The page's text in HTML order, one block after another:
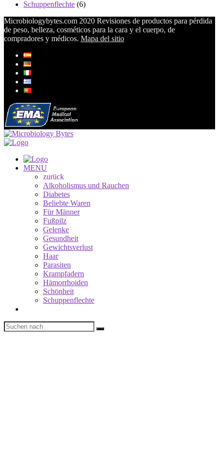
Schuppenflechte (6)
Microbiologybytes.com 2020 Revisiones de productos para pérdida
de peso, belleza, cosméticos para la cara y el cuerpo, de
compradores y médicos. Mapa del sitio
MENU
zurück
Alkoholismus und Rauchen
Diabetes
Beliebte Waren
Für Männer
Fußpilz
Gelenke
Gesundheit
Gewichtsverlust
Haar
Parasiten
Krampfadern
Hämorrhoiden
Schönheit
Schuppenflechte